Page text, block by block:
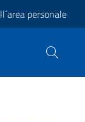
personale